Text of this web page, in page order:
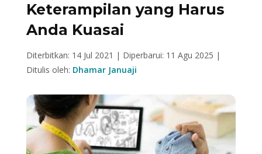
Keterampilan yang Harus
Anda Kuasai
Diterbitkan: 14 Jul 2021 | Diperbarui: 11 Agu 2025 |
Ditulis oleh: Dhamar Januaji